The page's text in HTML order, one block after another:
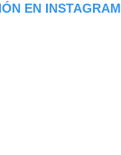
EN INSTAGRAM